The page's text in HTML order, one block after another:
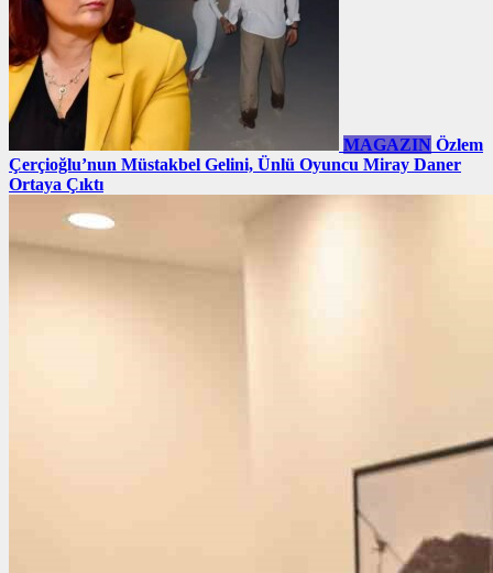
MAGAZIN Özlem
Çerçioğlu’nun Müstakbel Gelini, Ünlü Oyuncu Miray Daner
Ortaya Çıktı